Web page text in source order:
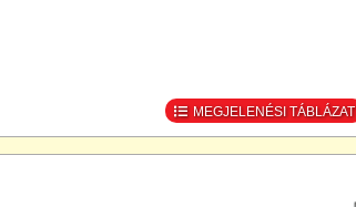
MEGJELENÉSI TÁBLÁZAT